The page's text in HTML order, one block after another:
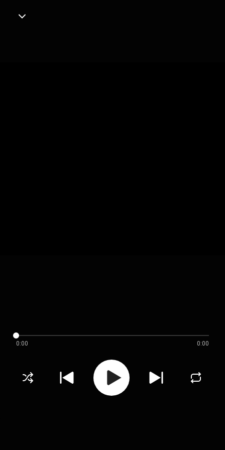
0:00 0:00